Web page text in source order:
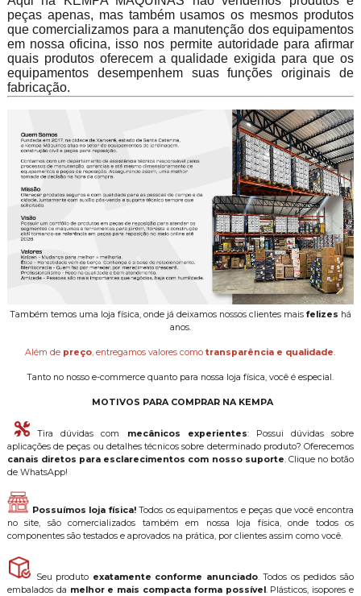
peças apenas, mas também usamos os mesmos produtos
que comercializamos para a manutenção dos equipamentos
em nossa oficina, isso nos permite autoridade para afirmar
quais produtos oferecem a qualidade exigida para que os
equipamentos desempenhem suas funções originais de
fabricação.
Também temos uma loja física, onde já deixamos nossos clientes mais felizes há
anos.
Além de preço, entregamos valores comotransparência e qualidade.
Tanto no nosso e-commerce quanto para nossa loja física, você é especial.
MOTIVOS PARA COMPRAR NA KEMPA
Tira dúvidas com mecânicos experientes: Possui dúvidas sobre
aplicações de peças ou detalhes técnicos sobre determinado produto? Oferecemos
canais diretos para esclarecimentos com nosso suporte. Clique no botão
de WhatsApp!
Possuímos loja física!Todos os equipamentos e peças que você encontra
no site, são comercializados também em nossa loja física, onde todos os
componentes são testados e aprovados na prática, por clientes assim como você.
Seu produto exatamente conforme anunciado. Todos os pedidos são
embalados da melhor e mais compacta forma possível. Plásticos, isopores e